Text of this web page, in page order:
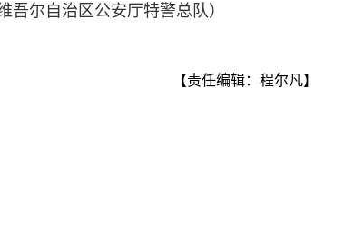
吾尔自治区公安厅特警总队）
【责任编辑：程尔凡】